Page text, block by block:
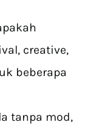
creative,
beberapa
tanpa mod,